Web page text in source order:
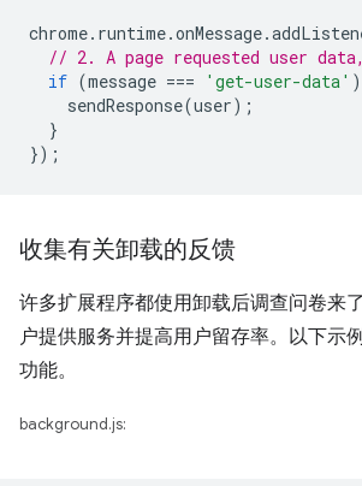
chrome. runtime.onMessage.
// 2. A page requested user
if (message === 'get-user-data' )
sendResponse(user);
}
});
收集有关卸载的反馈
许多扩展程序都使用卸载后调查问卷来
户提供服务并提高用户留存率。以下示
功能。
background.js: